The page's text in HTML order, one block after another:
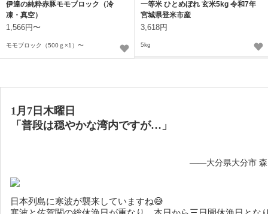
伊達の純粋赤豚モモブロック（冷
凍・真空）
1,566円〜
モモブロック（500ｇ×1）〜
一等米 ひとめぼれ 玄米5kg 令和7年
宮城県登米市産
3,618円
5kg
1月7日木曜日
「普段は穏やかな湾内ですが…」
——大分県大分市 森
日本列島に寒波が襲来していますね😅